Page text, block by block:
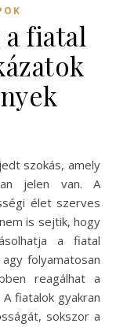
fiatal
jelen van. A
élet szerves
is sejtik, hogy
a fiatal
folyamatosan
reagálhat a
fiatalok gyakran
sokszor a